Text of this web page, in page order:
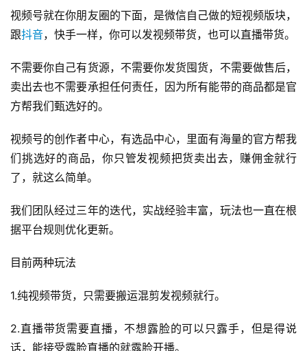
视频号就在你朋友圈的下面，是微信自己做的短视频版块，
跟抖音，快手一样，你可以发视频带货，也可以直播带货。
不需要你自己有货源，不需要你发货囤货，不需要做售后，
卖出去也不需要承担任何责任，因为所有能带的商品都是官
方帮我们甄选好的。
视频号的创作者中心，有选品中心，里面有海量的官方帮我
们挑选好的商品，你只管发视频把货卖出去，赚佣金就行
了，就这么简单。
我们团队经过三年的迭代，实战经验丰富，玩法也一直在根
据平台规则优化更新。
目前两种玩法
1.纯视频带货，只需要搬运混剪发视频就行。
2.直播带货需要直播，不想露脸的可以只露手，但是得说
话，能接受露脸直播的就露脸开播。